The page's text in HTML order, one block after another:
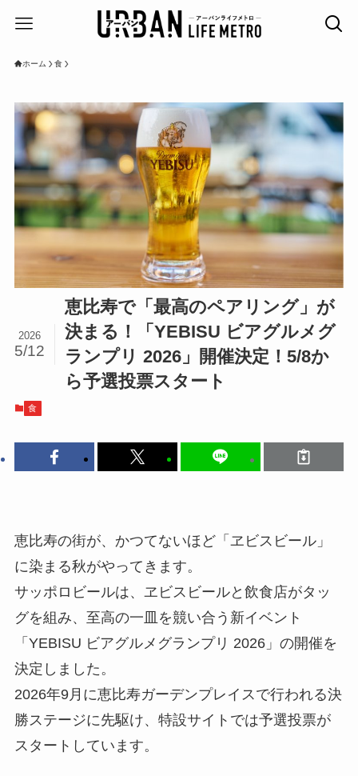
ホーム 食
恵比寿で「最高のペアリング」が
決まる！「YEBISU ビアグルメグ
ランプリ 2026」開催決定！5/8か
ら予選投票スタート
2026
5/12
食
恵比寿の街が、かつてないほど「ヱビスビール」
に染まる秋がやってきます。
サッポロビールは、ヱビスビールと飲食店がタッ
グを組み、至高の一皿を競い合う新イベント
「YEBISU ビアグルメグランプリ 2026」の開催を
決定しました。
2026年9月に恵比寿ガーデンプレイスで行われる決
勝ステージに先駆け、特設サイトでは予選投票が
スタートしています。